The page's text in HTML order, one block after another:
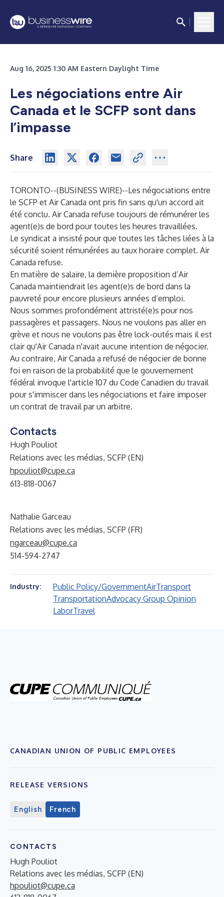
Aug 16, 2025 1:30 AM Eastern Daylight Time
Les négociations entre Air
Canada et le SCFP sont dans
l’impasse
Share
TORONTO--(BUSINESS WIRE)--Les négociations entre
le SCFP et Air Canada ont pris fin sans qu'un accord ait
été conclu. Air Canada refuse toujours de rémunérer les
agent(e)s de bord pour toutes les heures travaillées.
Le syndicat a insisté pour que toutes les tâches liées à la
sécurité soient rémunérées au taux horaire complet. Air
Canada refuse.
En matière de salaire, la dernière proposition d’Air
Canada maintiendrait les agent(e)s de bord dans la
pauvreté pour encore plusieurs années d’emploi.
Nous sommes profondément attristé(e)s pour nos
passagères et passagers. Nous ne voulons pas aller en
grève et nous ne voulons pas être lock-outés mais il est
clair qu'Air Canada n'avait aucune intention de négocier.
Au contraire, Air Canada a refusé de négocier de bonne
foi en raison de la probabilité que le gouvernement
fédéral invoque l'article 107 du Code Canadien du travail
pour s'immiscer dans les négociations et faire imposer
un contrat de travail par un arbitre.
Contacts
Hugh Pouliot
Relations avec les médias, SCFP (EN)
hpouliot@cupe.ca
613-818-0067
Nathalie Garceau
Relations avec les médias, SCFP (FR)
ngarceau@cupe.ca
514-594-2747
Industry: Public Policy/GovernmentAirTransport
TransportationAdvocacy Group Opinion
LaborTravel
CANADIAN UNION OF PUBLIC EMPLOYEES
RELEASE VERSIONS
English French
CONTACTS
Hugh Pouliot
Relations avec les médias, SCFP (EN)
hpouliot@cupe.ca